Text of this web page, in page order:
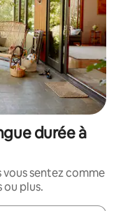
durée à
sentez comme
ou plus.